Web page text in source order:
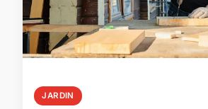
JARDIN